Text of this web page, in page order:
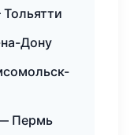
Дону
Пермь